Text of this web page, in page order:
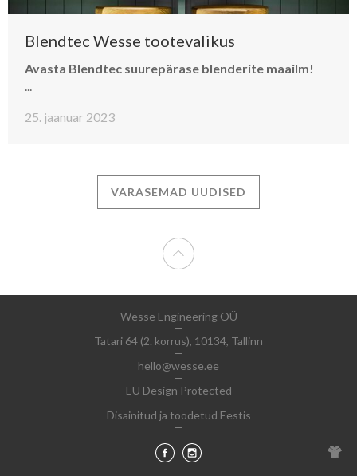
Blendtec Wesse tootevalikus
Avasta Blendtec suurepärase blenderite maailm!
...
25. jaanuar 2023
VARASEMAD UUDISED
Wesse Engineering OÜ
Tatari 64 (2. korrus), 10134, Tallinn
hello@wesse.ee
EU Design Protected
Disainitud ja toodetud Eestis